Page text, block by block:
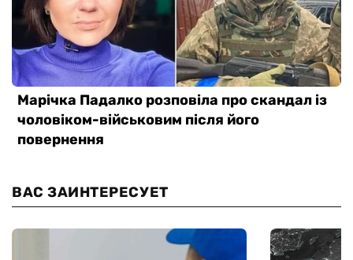
ВАС ЗАИНТЕРЕСУЕТ